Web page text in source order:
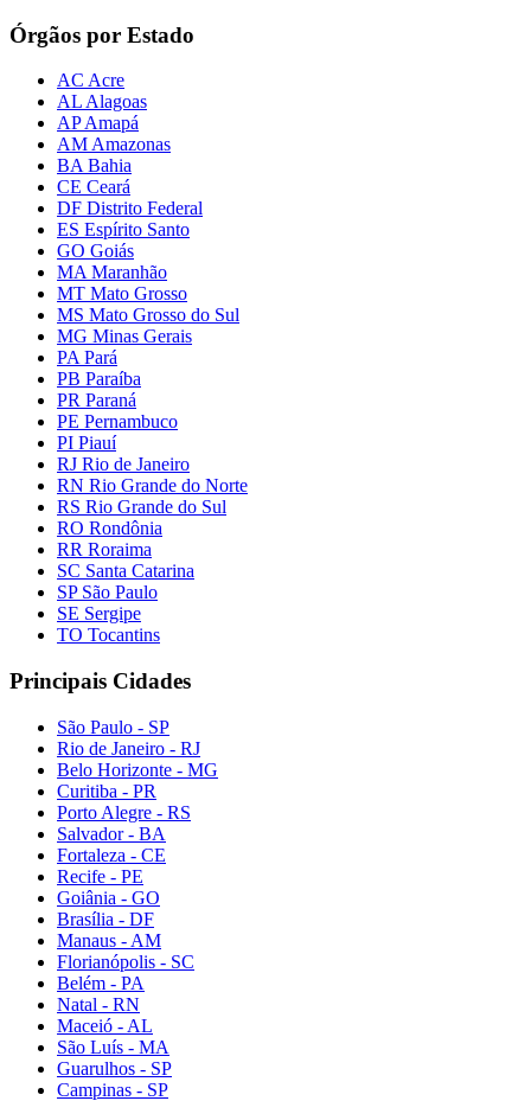
Órgãos por Estado
AC Acre
AL Alagoas
AP Amapá
AM Amazonas
BA Bahia
CE Ceará
DF Distrito Federal
ES Espírito Santo
GO Goiás
MA Maranhão
MT Mato Grosso
MS Mato Grosso do Sul
MG Minas Gerais
PA Pará
PB Paraíba
PR Paraná
PE Pernambuco
PI Piauí
RJ Rio de Janeiro
RN Rio Grande do Norte
RS Rio Grande do Sul
RO Rondônia
RR Roraima
SC Santa Catarina
SP São Paulo
SE Sergipe
TO Tocantins
Principais Cidades
São Paulo - SP
Rio de Janeiro - RJ
Belo Horizonte - MG
Curitiba - PR
Porto Alegre - RS
Salvador - BA
Fortaleza - CE
Recife - PE
Goiânia - GO
Brasília - DF
Manaus - AM
Florianópolis - SC
Belém - PA
Natal - RN
Maceió - AL
São Luís - MA
Guarulhos - SP
Campinas - SP